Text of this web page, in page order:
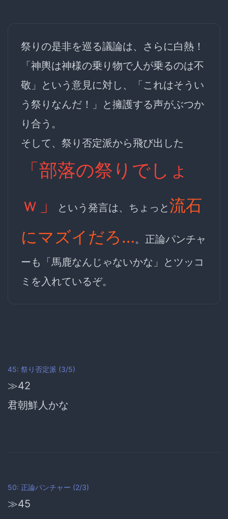
祭りの是非を巡る議論は、さらに白熱！
「神輿は神様の乗り物で人が乗るのは不
敬」という意見に対し、「これはそうい
う祭りなんだ！」と擁護する声がぶつか
り合う。
そして、祭り否定派から飛び出した
「部落の祭りでしょ
ｗ」
という発言は、ちょっと流石
にマズイだろ…。正論パンチャ
ーも「馬鹿なんじゃないかな」とツッコ
ミを入れているぞ。
45: 祭り否定派 (3/5)
≫42
君朝鮮人かな
50: 正論パンチャー (2/3)
≫45